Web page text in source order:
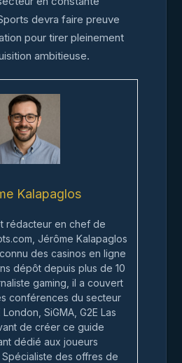
devra faire preuve
pour tirer pleinement
ambitieuse.
Kalapaglos
rédacteur en chef de
Jérôme Kalapaglos
des casinos en ligne
dépôt depuis plus de 10
gaming, il a couvert
conférences du secteur
SiGMA, G2E Las
de créer ce guide
dédié aux joueurs
des offres de